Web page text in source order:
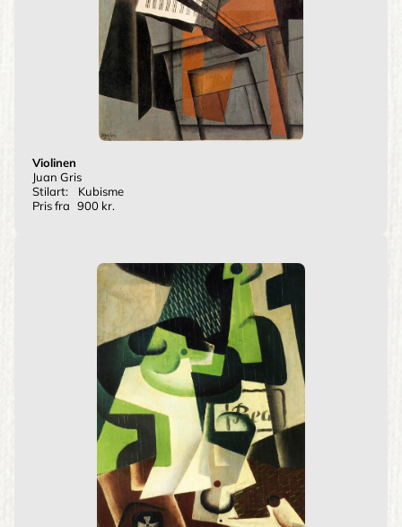
Violinen
Juan Gris
Stilart:
Kubisme
Pris fra 900 kr.